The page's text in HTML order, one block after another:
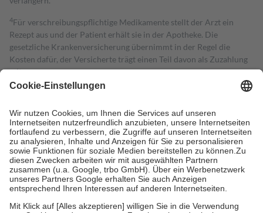
4Für verschreibungspflichtige Medikamente stellt der Arzt ein
Rezept aus und der Patient erhält sie in der Apotheke. Die
gesetzliche Krankenversicherung übernimmt in der Regel die
Kosten dafür, der Versicherte trägt einen Teil davon als Zuzahlung
mit.
Grundsätzlich leisten Mitglieder Zuzahlungen in Höhe von zehn
höchstens zehn Euro.
Es sind jedoch nie mehr als die tatsächlichen
Kosten der Leistung zu entrichten.
Diese Regeln gelten grundsätzlich auch für Online-Apotheken.
Bei Heilmitteln und häuslicher Krankenpflege beträgt die
Zuzahlung zehn Prozent der Kosten sowie zehn Euro je
Verordnung.
Um das Engagement der Versicherten für ihre eigene Gesundheit zu
stärken und die besondere Stellung der Familie zu unterstützen,
fallenkeine Zuzahlungenan bei: